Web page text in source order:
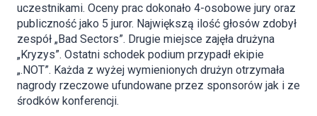
uczestnikami. Oceny prac dokonało 4-osobowe jury oraz
publiczność jako 5 juror. Największą ilość głosów zdobył
zespół „Bad Sectors”. Drugie miejsce zajęła drużyna
„Kryzys”. Ostatni schodek podium przypadł ekipie
„.NOT”. Każda z wyżej wymienionych drużyn otrzymała
nagrody rzeczowe ufundowane przez sponsorów jak i ze
środków konferencji.